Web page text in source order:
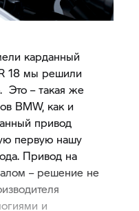
карданный
18 мы решили
Это – такая же
BMW, как и
привод
первую нашу
Привод на
– решение не
и